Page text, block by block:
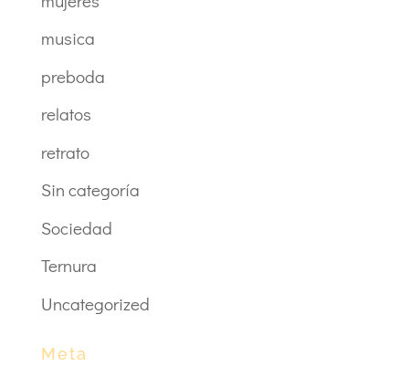
musica
preboda
relatos
retrato
Sin categoría
Sociedad
Ternura
Uncategorized
Meta